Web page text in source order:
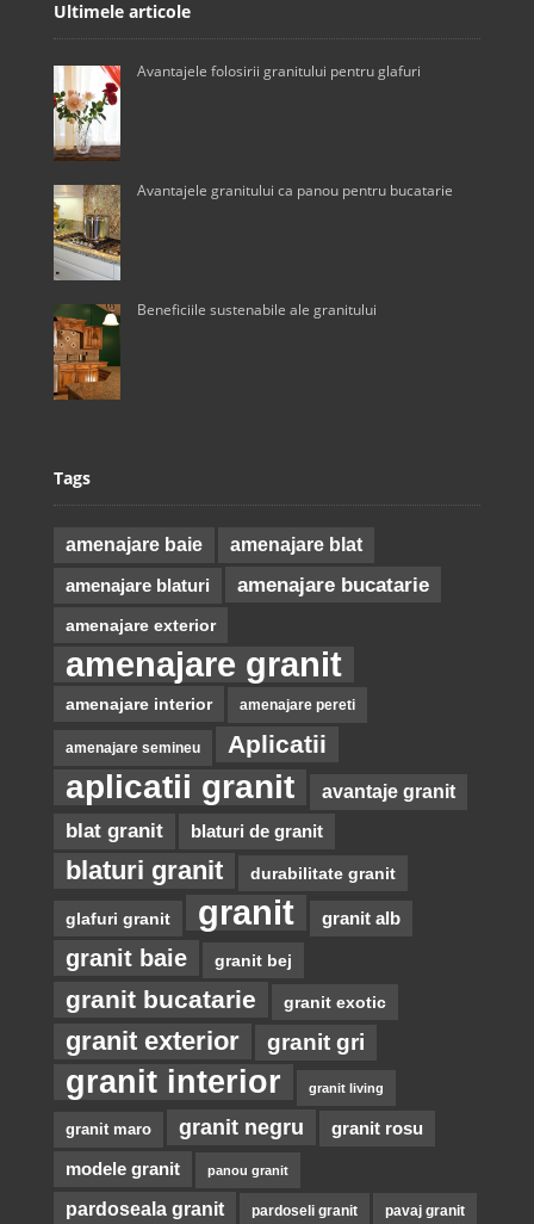
Ultimele articole
Avantajele folosirii granitului pentru glafuri
Avantajele granitului ca panou pentru bucatarie
Beneficiile sustenabile ale granitului
Tags
amenajare baie amenajare blat
amenajare blaturi amenajare bucatarie
amenajare exterior
amenajare granit
amenajare interior amenajare pereti
amenajare semineu Aplicatii
aplicatii granit avantaje granit
blat granit blaturi de granit
blaturi granit durabilitate granit
glafuri granit granit granit alb
granit baie granit bej
granit bucatarie granit exotic
granit exterior granit gri
granit interior granit living
granit maro granit negru granit rosu
modele granit panou granit
pardoseala granit pardoseli granit pavaj granit